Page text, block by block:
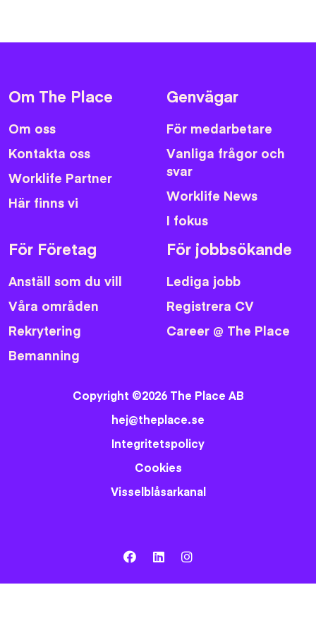
Om The Place
Om oss
Kontakta oss
Worklife Partner
Här finns vi
Genvägar
För medarbetare
Vanliga frågor och
svar
Worklife News
I fokus
För Företag
Anställ som du vill
Våra områden
Rekrytering
Bemanning
För jobbsökande
Lediga jobb
Registrera CV
Career @ The Place
Copyright ©2026 The Place AB
hej@theplace.se
Integritetspolicy
Cookies
Visselblåsarkanal